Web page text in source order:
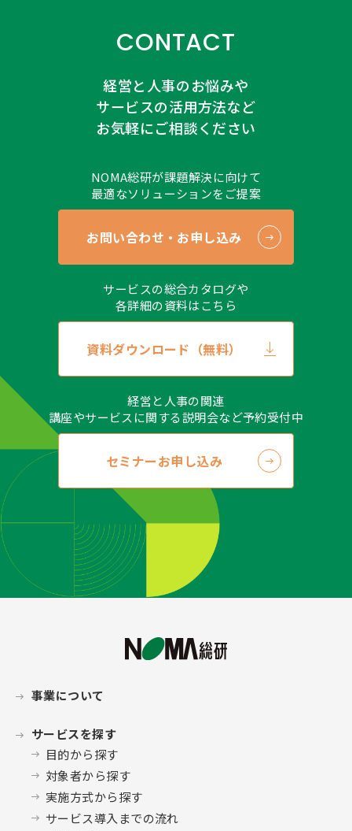
す。利用の範囲は個人を特定できない情報に限定して
用することがあります。なお、クッキー（Cookie）は
受け入れを拒否することができます。サイトによって
は正しく表示されない場合がありますのであらかじめ
取得した個人情報については、漏洩、滅失または毀損
の防止とその是正、その他個人情報の安全管理のため
に必要かつ適切な措置を講じます。
●（個人情報保護方針など）
個人情報に関
●（開示対象個人情報の開示等および問い合せ窓口に
当社が保有する開示対象個人情報の利用目的の通知、
開示、および内容の訂正、追加または削除、利用の停
であることが確認できた場合に限り、合理的な範囲で
（当社の事業遂行に支障をおよぼさない範囲で）、速
「個人情報保護に関するお問い合わせ窓口」をご覧く
ださい。
＜個人情報保護に関するお問い合わせ窓口＞
株式会社日本経営協会総合研究所 総務部
〒163-0726 東京都新宿区西新宿二丁目7-1
tel：(03)3340-3061
e-Mail：privacy@noma.co.jp（商品に関するお問い
合せ先ではありません）
はこちらをご確認下さい。
CONTACT
経営と人事のお悩みや
サービスの活用方法など
お気軽にご相談ください
NOMA総研が課題解決に向けて
最適なソリューションをご提案
お問い合わせ・お申し込み
サービスの総合カタログや
各詳細の資料はこちら
資料ダウンロード（無料）
経営と人事の関連
講座やサービスに関する説明会など予約受付中
セミナーお申し込み
事業について
サービスを探す
目的から探す
対象者から探す
実施方式から探す
サービス導入までの流れ